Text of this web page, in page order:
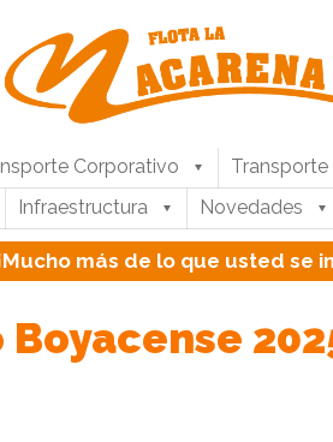
Corporativo Transporte
Infraestructura Novedades
más de lo que usted se